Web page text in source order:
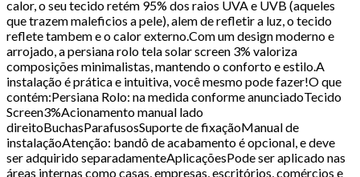
calor, o seu tecido retém 95% dos raios UVA e UVB (aqueles
que trazem maleficios a pele), alem de refletir a luz, o tecido
reflete tambem e o calor externo.Com um design moderno e
arrojado, a persiana rolo tela solar screen 3% valoriza
composições minimalistas, mantendo o conforto e estilo.A
instalação é prática e intuitiva, você mesmo pode fazer!O que
contém:Persiana Rolo: na medida conforme anunciadoTecido
Screen3%Acionamento manual lado
direitoBuchasParafusosSuporte de fixaçãoManual de
instalaçãoAtenção: bandô de acabamento é opcional, e deve
ser adquirido separadamenteAplicaçõesPode ser aplicado nas
áreas internas como casas, empresas, escritórios, comércios e